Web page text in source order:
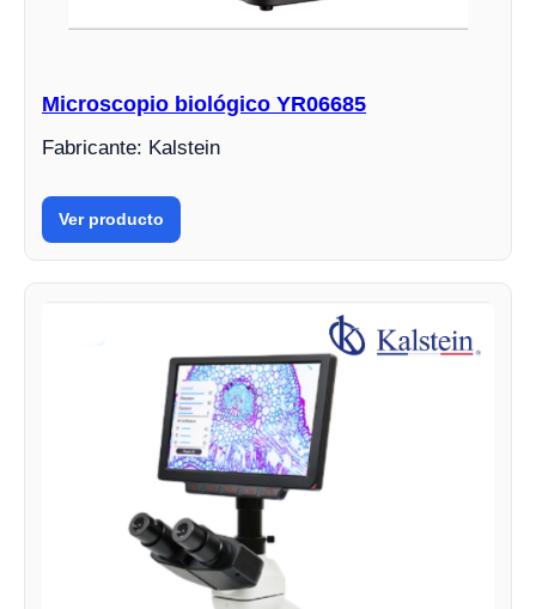
Microscopio biológico YR06685
Fabricante: Kalstein
Ver producto